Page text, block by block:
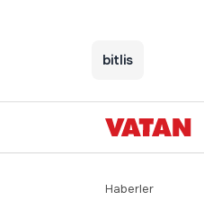
bitlis
Haberler